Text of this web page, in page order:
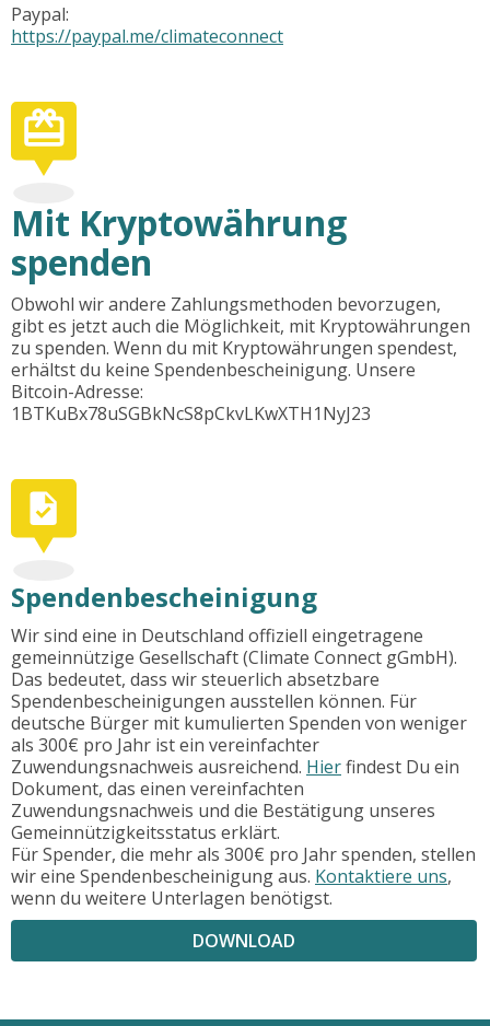
Paypal:
https://paypal.me/climateconnect
Mit Kryptowährung
spenden
Obwohl wir andere Zahlungsmethoden bevorzugen,
gibt es jetzt auch die Möglichkeit, mit Kryptowährungen
zu spenden. Wenn du mit Kryptowährungen spendest,
erhältst du keine Spendenbescheinigung. Unsere
Bitcoin-Adresse:
1BTKuBx78uSGBkNcS8pCkvLKwXTH1NyJ23
Spendenbescheinigung
Wir sind eine in Deutschland offiziell eingetragene
gemeinnützige Gesellschaft (Climate Connect gGmbH).
Das bedeutet, dass wir steuerlich absetzbare
Spendenbescheinigungen ausstellen können. Für
deutsche Bürger mit kumulierten Spenden von weniger
als 300€ pro Jahr ist ein vereinfachter
Zuwendungsnachweis ausreichend. Hierfindest Du ein
Dokument, das einen vereinfachten
Zuwendungsnachweis und die Bestätigung unseres
Gemeinnützigkeitsstatus erklärt.
Für Spender, die mehr als 300€ pro Jahr spenden, stellen
wir eine Spendenbescheinigung aus. Kontaktiere uns,
wenn du weitere Unterlagen benötigst.
DOWNLOAD